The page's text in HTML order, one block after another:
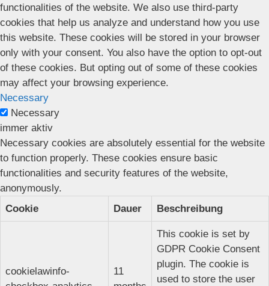
functionalities of the website. We also use third-party
cookies that help us analyze and understand how you use
this website. These cookies will be stored in your browser
only with your consent. You also have the option to opt-out
of these cookies. But opting out of some of these cookies
may affect your browsing experience.
Necessary
Necessary
immer aktiv
Necessary cookies are absolutely essential for the website
to function properly. These cookies ensure basic
functionalities and security features of the website,
anonymously.
Cookie
Dauer Beschreibung
cookielawinfo-
11
This cookie is set by
GDPR Cookie Consent
plugin. The cookie is
used to store the user